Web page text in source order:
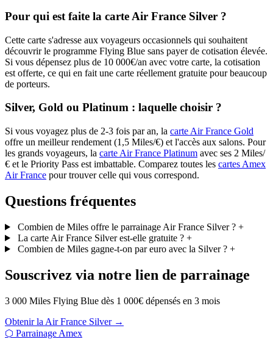
Pour qui est faite la carte Air France Silver ?
Cette carte s'adresse aux voyageurs occasionnels qui souhaitent
découvrir le programme Flying Blue sans payer de cotisation élevée.
Si vous dépensez plus de 10 000€/an avec votre carte, la cotisation
est offerte, ce qui en fait une carte réellement gratuite pour beaucoup
de porteurs.
Silver, Gold ou Platinum : laquelle choisir ?
Si vous voyagez plus de 2-3 fois par an, la carte Air France Gold
offre un meilleur rendement (1,5 Miles/€) et l'accès aux salons. Pour
les grands voyageurs, la carte Air France Platinum avec ses 2 Miles/
€ et le Priority Pass est imbattable. Comparez toutes les cartes Amex
Air France pour trouver celle qui vous correspond.
Questions fréquentes
Combien de Miles offre le parrainage Air France Silver ? +
La carte Air France Silver est-elle gratuite ? +
Combien de Miles gagne-t-on par euro avec la Silver ? +
Souscrivez via notre lien de parrainage
3 000 Miles Flying Blue dès 1 000€ dépensés en 3 mois
Obtenir la Air France Silver →
⬡ Parrainage Amex